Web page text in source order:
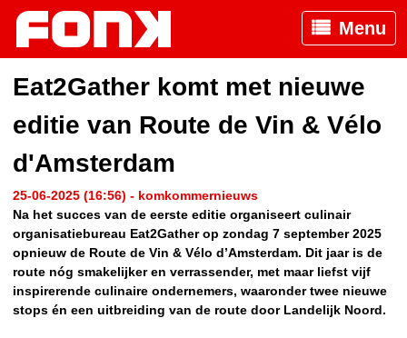
Menu
Eat2Gather komt met nieuwe
editie van Route de Vin & Vélo
d'Amsterdam
25-06-2025 (16:56) - komkommernieuws
Na het succes van de eerste editie organiseert culinair
organisatiebureau Eat2Gather op zondag 7 september 2025
opnieuw de Route de Vin & Vélo d’Amsterdam. Dit jaar is de
route nóg smakelijker en verrassender, met maar liefst vijf
inspirerende culinaire ondernemers, waaronder twee nieuwe
stops én een uitbreiding van de route door Landelijk Noord.